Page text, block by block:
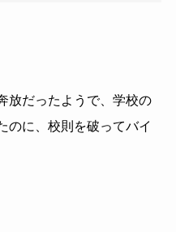
放だったようで、学校の
のに、校則を破ってバイ